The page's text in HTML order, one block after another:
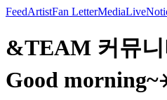
FeedArtistFan LetterMediaLive
&TEAM 커뮤
Good